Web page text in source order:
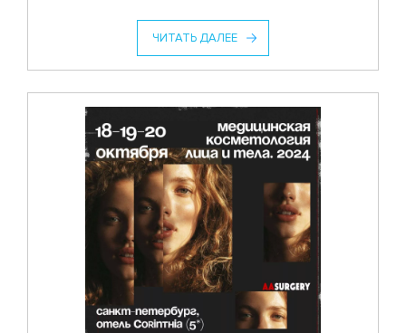
ЧИТАТЬ ДАЛЕЕ